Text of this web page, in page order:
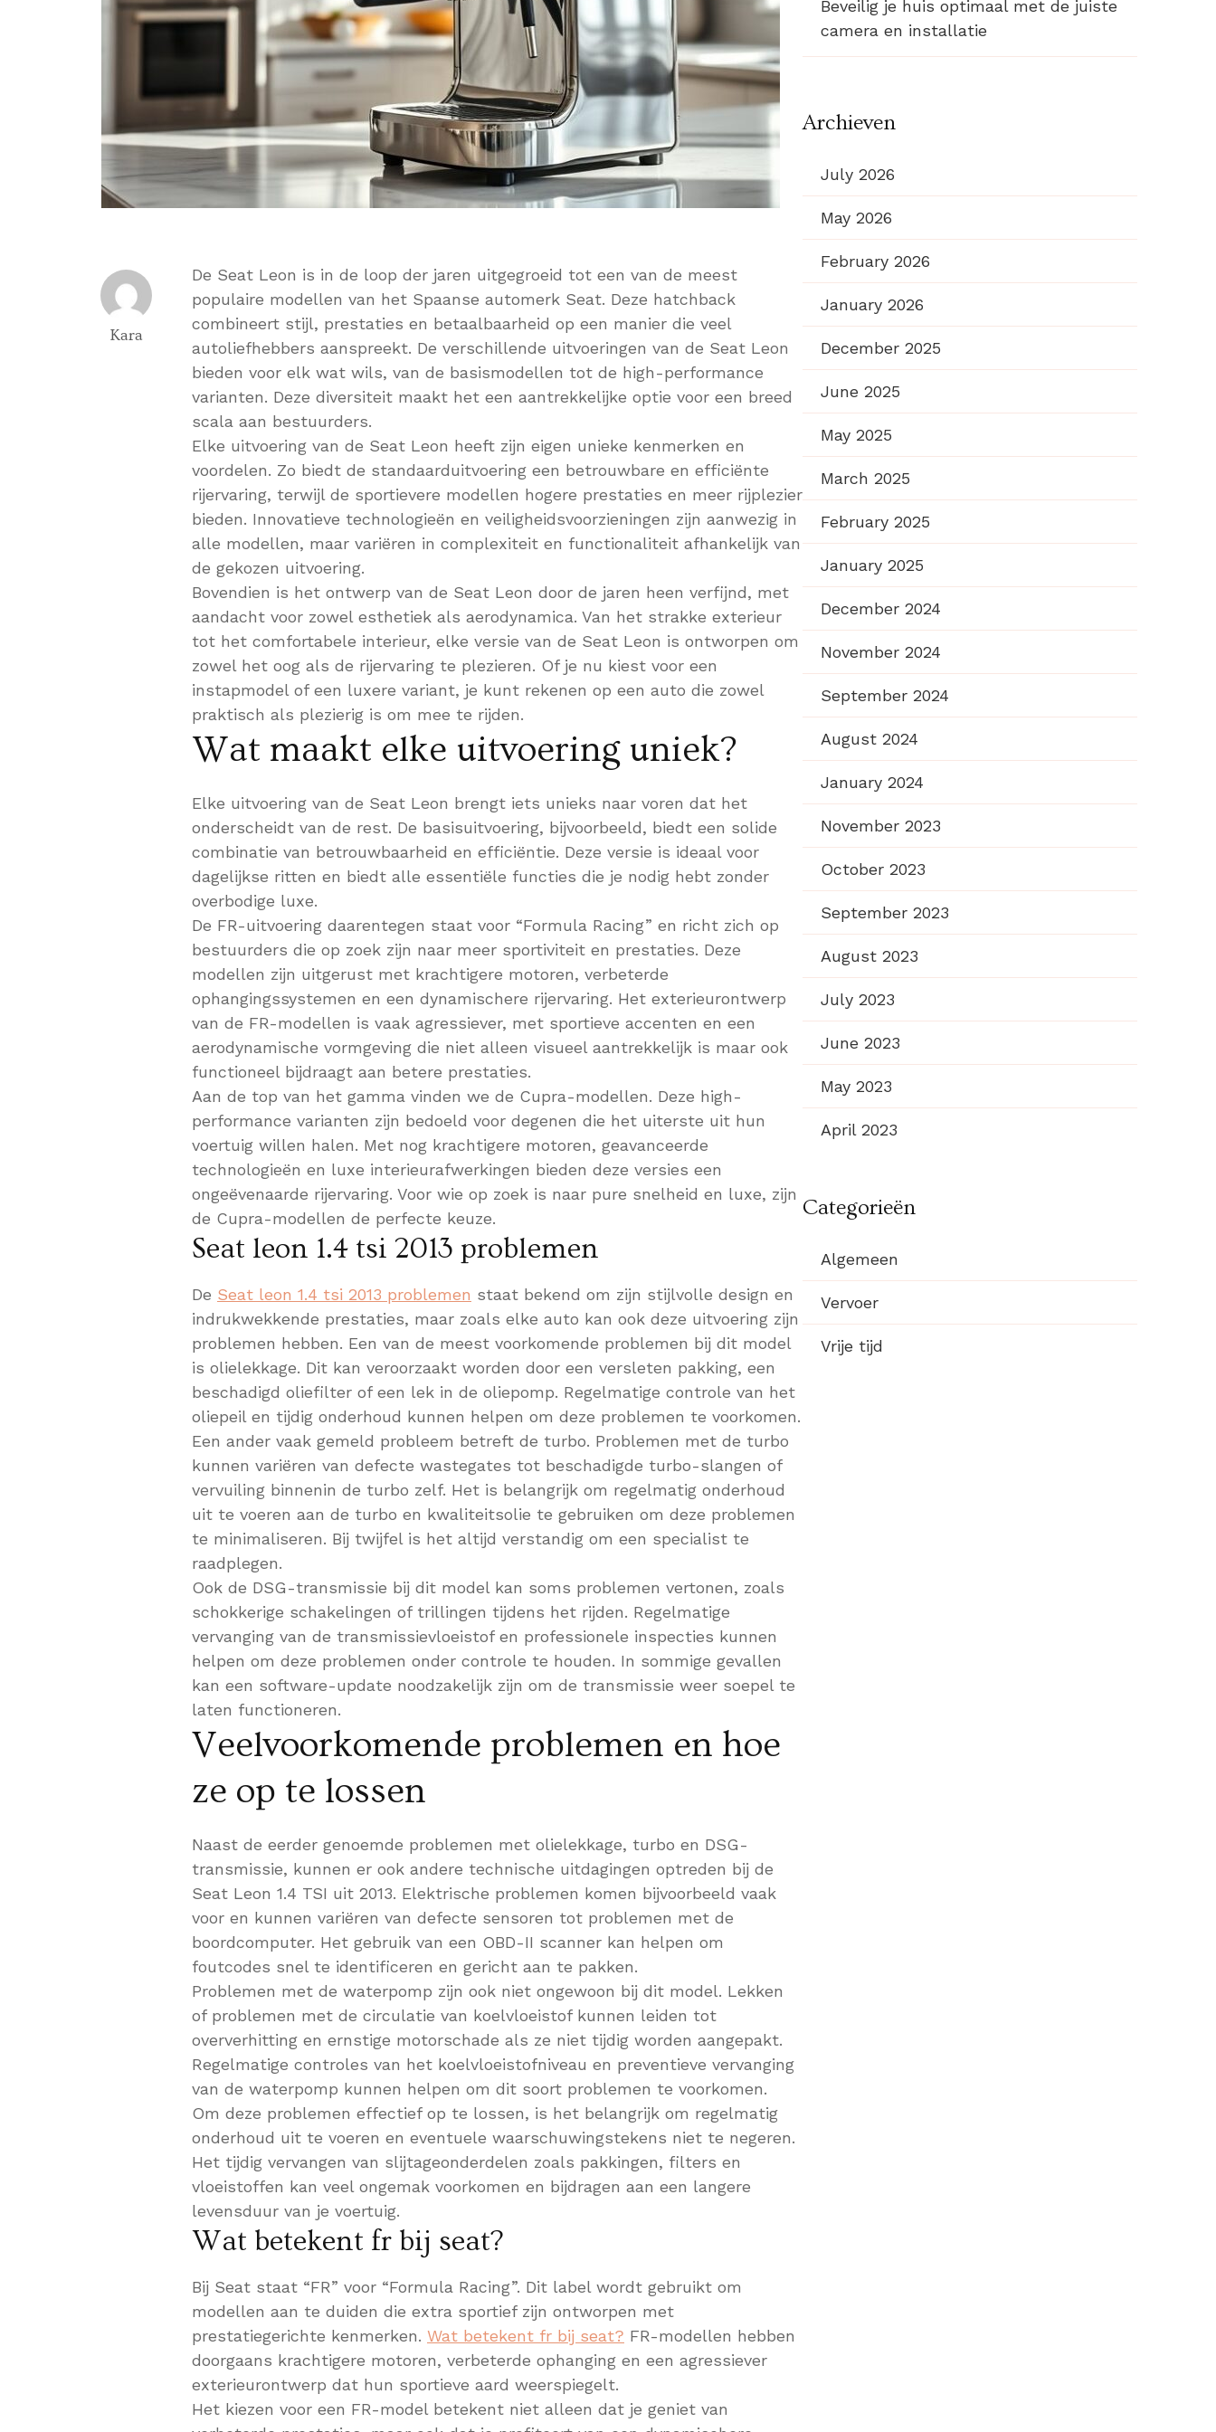
Kara
De Seat Leon is in de loop der jaren uitgegroeid tot een van de meest
populaire modellen van het Spaanse automerk Seat. Deze hatchback
combineert stijl, prestaties en betaalbaarheid op een manier die veel
autoliefhebbers aanspreekt. De verschillende uitvoeringen van de Seat Leon
bieden voor elk wat wils, van de basismodellen tot de high-performance
varianten. Deze diversiteit maakt het een aantrekkelijke optie voor een breed
scala aan bestuurders.
Elke uitvoering van de Seat Leon heeft zijn eigen unieke kenmerken en
voordelen. Zo biedt de standaarduitvoering een betrouwbare en efficiënte
rijervaring, terwijl de sportievere modellen hogere prestaties en meer rijplezier
bieden. Innovatieve technologieën en veiligheidsvoorzieningen zijn aanwezig in
alle modellen, maar variëren in complexiteit en functionaliteit afhankelijk van
de gekozen uitvoering.
Bovendien is het ontwerp van de Seat Leon door de jaren heen verfijnd, met
aandacht voor zowel esthetiek als aerodynamica. Van het strakke exterieur
tot het comfortabele interieur, elke versie van de Seat Leon is ontworpen om
zowel het oog als de rijervaring te plezieren. Of je nu kiest voor een
instapmodel of een luxere variant, je kunt rekenen op een auto die zowel
praktisch als plezierig is om mee te rijden.
Wat maakt elke uitvoering uniek?
Elke uitvoering van de Seat Leon brengt iets unieks naar voren dat het
onderscheidt van de rest. De basisuitvoering, bijvoorbeeld, biedt een solide
combinatie van betrouwbaarheid en efficiëntie. Deze versie is ideaal voor
dagelijkse ritten en biedt alle essentiële functies die je nodig hebt zonder
overbodige luxe.
De FR-uitvoering daarentegen staat voor “Formula Racing” en richt zich op
bestuurders die op zoek zijn naar meer sportiviteit en prestaties. Deze
modellen zijn uitgerust met krachtigere motoren, verbeterde
ophangingssystemen en een dynamischere rijervaring. Het exterieurontwerp
van de FR-modellen is vaak agressiever, met sportieve accenten en een
aerodynamische vormgeving die niet alleen visueel aantrekkelijk is maar ook
functioneel bijdraagt aan betere prestaties.
Aan de top van het gamma vinden we de Cupra-modellen. Deze high-
performance varianten zijn bedoeld voor degenen die het uiterste uit hun
voertuig willen halen. Met nog krachtigere motoren, geavanceerde
technologieën en luxe interieurafwerkingen bieden deze versies een
ongeëvenaarde rijervaring. Voor wie op zoek is naar pure snelheid en luxe, zijn
de Cupra-modellen de perfecte keuze.
Seat leon 1.4 tsi 2013 problemen
De Seat leon 1.4 tsi 2013 problemen staat bekend om zijn stijlvolle design en
indrukwekkende prestaties, maar zoals elke auto kan ook deze uitvoering zijn
problemen hebben. Een van de meest voorkomende problemen bij dit model
is olielekkage. Dit kan veroorzaakt worden door een versleten pakking, een
beschadigd oliefilter of een lek in de oliepomp. Regelmatige controle van het
oliepeil en tijdig onderhoud kunnen helpen om deze problemen te voorkomen.
Een ander vaak gemeld probleem betreft de turbo. Problemen met de turbo
kunnen variëren van defecte wastegates tot beschadigde turbo-slangen of
vervuiling binnenin de turbo zelf. Het is belangrijk om regelmatig onderhoud
uit te voeren aan de turbo en kwaliteitsolie te gebruiken om deze problemen
te minimaliseren. Bij twijfel is het altijd verstandig om een specialist te
raadplegen.
Ook de DSG-transmissie bij dit model kan soms problemen vertonen, zoals
schokkerige schakelingen of trillingen tijdens het rijden. Regelmatige
vervanging van de transmissievloeistof en professionele inspecties kunnen
helpen om deze problemen onder controle te houden. In sommige gevallen
kan een software-update noodzakelijk zijn om de transmissie weer soepel te
laten functioneren.
Veelvoorkomende problemen en hoe
ze op te lossen
Naast de eerder genoemde problemen met olielekkage, turbo en DSG-
transmissie, kunnen er ook andere technische uitdagingen optreden bij de
Seat Leon 1.4 TSI uit 2013. Elektrische problemen komen bijvoorbeeld vaak
voor en kunnen variëren van defecte sensoren tot problemen met de
boordcomputer. Het gebruik van een OBD-II scanner kan helpen om
foutcodes snel te identificeren en gericht aan te pakken.
Problemen met de waterpomp zijn ook niet ongewoon bij dit model. Lekken
of problemen met de circulatie van koelvloeistof kunnen leiden tot
oververhitting en ernstige motorschade als ze niet tijdig worden aangepakt.
Regelmatige controles van het koelvloeistofniveau en preventieve vervanging
van de waterpomp kunnen helpen om dit soort problemen te voorkomen.
Om deze problemen effectief op te lossen, is het belangrijk om regelmatig
onderhoud uit te voeren en eventuele waarschuwingstekens niet te negeren.
Het tijdig vervangen van slijtageonderdelen zoals pakkingen, filters en
vloeistoffen kan veel ongemak voorkomen en bijdragen aan een langere
levensduur van je voertuig.
Wat betekent fr bij seat?
Bij Seat staat “FR” voor “Formula Racing”. Dit label wordt gebruikt om
modellen aan te duiden die extra sportief zijn ontworpen met
prestatiegerichte kenmerken. Wat betekent fr bij seat? FR-modellen hebben
doorgaans krachtigere motoren, verbeterde ophanging en een agressiever
exterieurontwerp dat hun sportieve aard weerspiegelt.
Het kiezen voor een FR-model betekent niet alleen dat je geniet van
Beveilig je huis optimaal met de juiste
camera en installatie
Archieven
July 2026
May 2026
February 2026
January 2026
December 2025
June 2025
May 2025
March 2025
February 2025
January 2025
December 2024
November 2024
September 2024
August 2024
January 2024
November 2023
October 2023
September 2023
August 2023
July 2023
June 2023
May 2023
April 2023
Categorieën
Algemeen
Vervoer
Vrije tijd